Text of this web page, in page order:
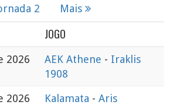
2 Mais
JOGO
2026
AEK Athene - Iraklis
1908
2026
Kalamata - Aris